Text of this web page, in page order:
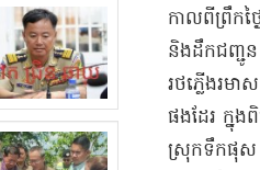
កាលពី​ព្រឹក​ថ្
និង​ដឹកជញ្ជូន
រថភ្លើង​រម
ផងដែរ ក្នុ
ស្រុក​ទឹកផុស ប្